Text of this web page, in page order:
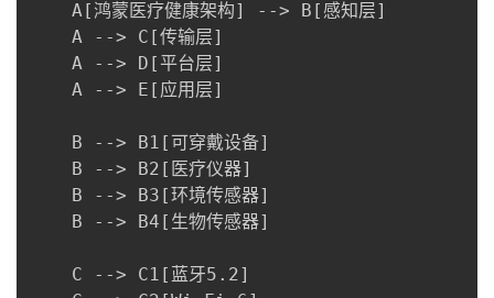
    A[鸿蒙医疗健康架构] --> B[感知层]
    A --> C[传输层]
    A --> D[平台层]
    A --> E[应用层]
    B --> B1[可穿戴设备]
    B --> B2[医疗仪器]
    B --> B3[环境传感器]
    B --> B4[生物传感器]
    C --> C1[蓝牙5.2]